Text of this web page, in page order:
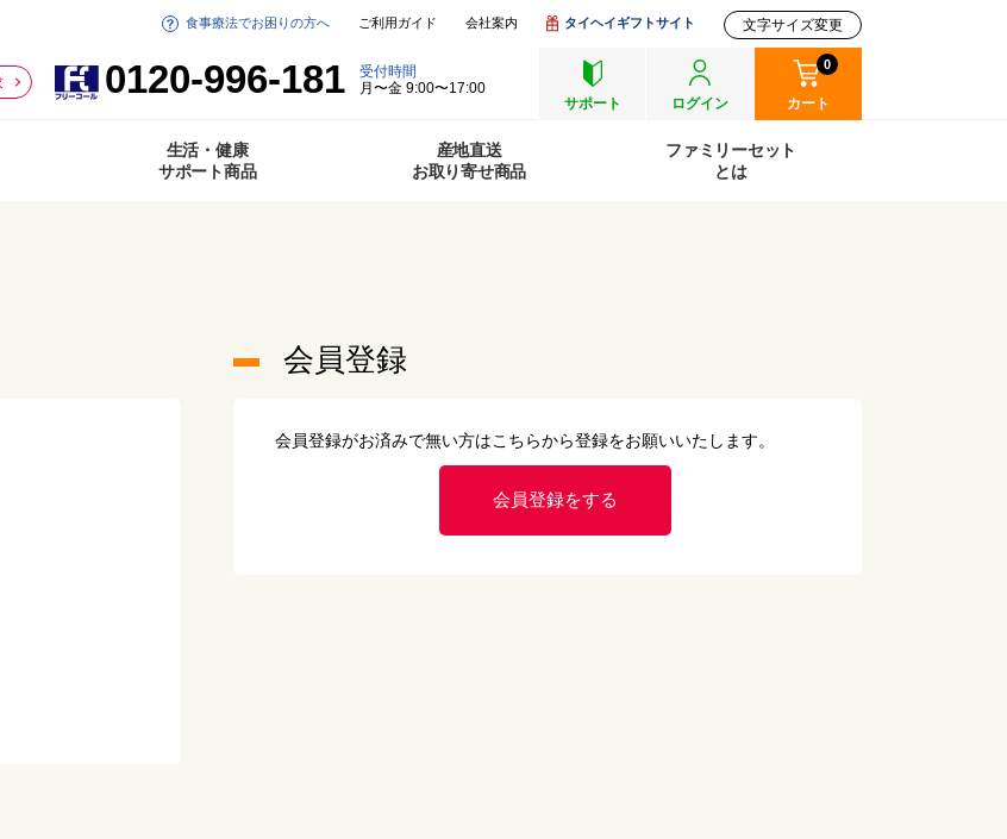
0120-996-181
受付時間
月〜金 9:00〜17:00
サポート
ログイン カート
0
食事療法でお困りの方へ ご利用ガイド 会社案内 タイヘイギフトサイト 文字サイズ変更
生活・健康
サポート商品
産地直送
お取り寄せ商品
ファミリーセット
とは
会員登録
会員登録がお済みで無い方はこちらから登録をお願いいたします。
会員登録をする